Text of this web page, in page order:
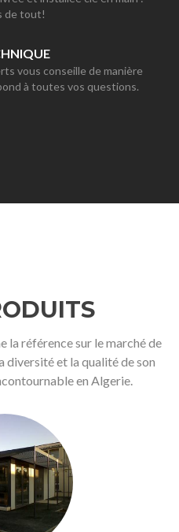
de tout!
vous conseille de manière
à toutes vos questions.
la référence sur le marché de
diversité et la qualité de son
en Algerie.